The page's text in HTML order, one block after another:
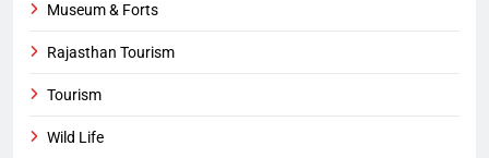
Museum & Forts
Rajasthan Tourism
Tourism
Wild Life